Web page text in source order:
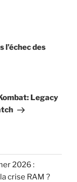
l’échec des
Legacy
2026 :
crise RAM ?